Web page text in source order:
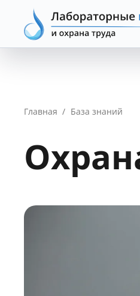
Главная / База знаний